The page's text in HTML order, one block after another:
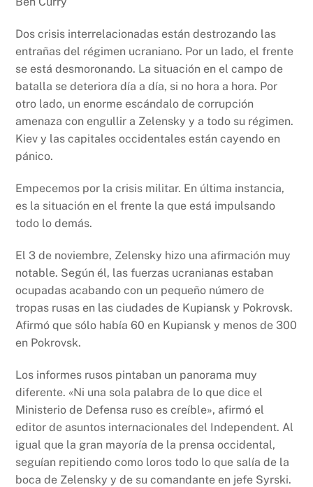
c
e
b
o
o
k
s
A
p
p
y
Li
n
k
Dos crisis interrelacionadas están destrozando las
entrañas del régimen ucraniano. Por un lado, el frente
se está desmoronando. La situación en el campo de
batalla se deteriora día a día, si no hora a hora. Por
otro lado, un enorme escándalo de corrupción
amenaza con engullir a Zelensky y a todo su régimen.
Kiev y las capitales occidentales están cayendo en
pánico.
Empecemos por la crisis militar. En última instancia,
es la situación en el frente la que está impulsando
todo lo demás.
El 3 de noviembre, Zelensky hizo una afirmación muy
notable. Según él, las fuerzas ucranianas estaban
ocupadas acabando con un pequeño número de
tropas rusas en las ciudades de Kupiansk y Pokrovsk.
Afirmó que sólo había 60 en Kupiansk y menos de 300
en Pokrovsk.
Los informes rusos pintaban un panorama muy
diferente. «Ni una sola palabra de lo que dice el
Ministerio de Defensa ruso es creíble», afirmó el
editor de asuntos internacionales del Independent. Al
igual que la gran mayoría de la prensa occidental,
seguían repitiendo como loros todo lo que salía de la
boca de Zelensky y de su comandante en jefe Syrski.